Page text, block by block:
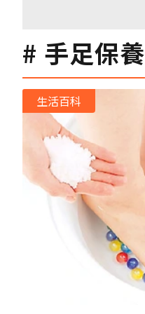
手足保養
生活百科